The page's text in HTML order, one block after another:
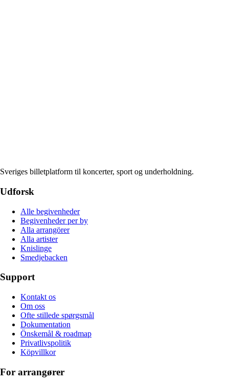
Sveriges billetplatform til koncerter, sport og underholdning.
Udforsk
Alle begivenheder
Begivenheder per by
Alla arrangörer
Alla artister
Knislinge
Smedjebacken
Support
Kontakt os
Om oss
Ofte stillede spørgsmål
Dokumentation
Önskemål & roadmap
Privatlivspolitik
Köpvillkor
For arrangører